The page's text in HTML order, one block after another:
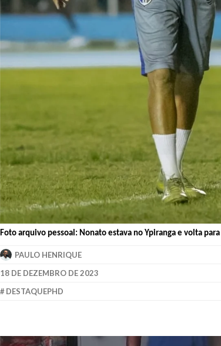
Foto arquivo pessoal: Nonato estava no Ypiranga e volta
PAULO HENRIQUE
18 DE DEZEMBRO DE 2023
DESTAQUEPHD